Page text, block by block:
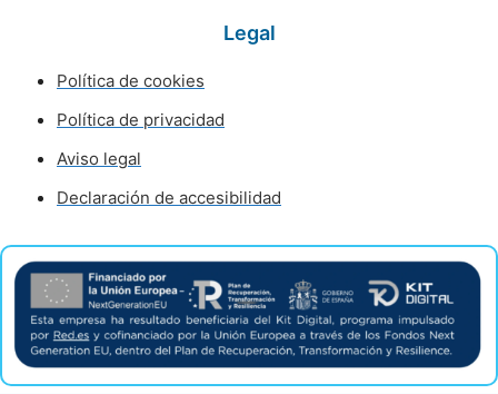
Legal
Política de cookies
Política de privacidad
Aviso legal
Declaración de accesibilidad